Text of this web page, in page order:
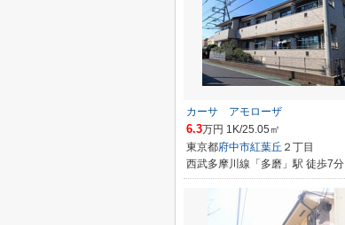
カーサ アモローザ
6.3万円 1K/25.05㎡
東京都府中市紅葉丘 ２丁目
西武多摩川線「多磨」駅 徒歩7分